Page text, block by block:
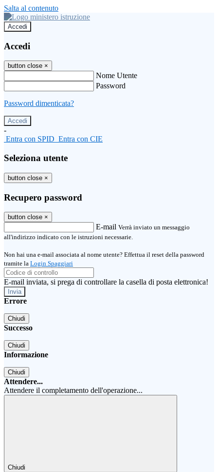
Salta al contenuto
Accedi
Accedi
button close ×
Nome Utente
Password
Password dimenticata?
-
Entra con SPID Entra con CIE
Seleziona utente
button close ×
Recupero password
button close ×
E-mail Verrà inviato un messaggio
all'indirizzo indicato con le istruzioni necessarie.
Non hai una e-mail associata al nome utente? Effettua il reset della password
tramite la Login Spaggiari
E-mail inviata, si prega di controllare la casella di posta elettronica!
Errore
Chiudi
Successo
Chiudi
Informazione
Chiudi
Attendere...
Attendere il completamento dell'operazione...
Chiudi